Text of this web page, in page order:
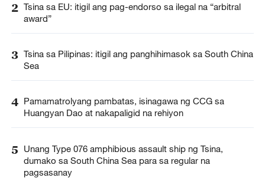
2 Tsina sa EU: itigil ang pag-endorso sa ilegal na “arbitral
award”
3 Tsina sa Pilipinas: itigil ang panghihimasok sa South China
Sea
4 Pamamatrolyang pambatas, isinagawa ng CCG sa
Huangyan Dao at nakapaligid na rehiyon
5
Unang Type 076 amphibious assault ship ng Tsina,
dumako sa South China Sea para sa regular na
pagsasanay